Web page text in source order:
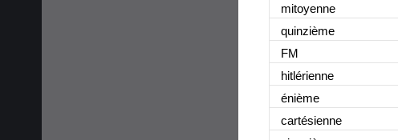
mitoyenne
quinzième
FM
hitlérienne
énième
cartésienne